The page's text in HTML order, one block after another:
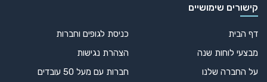
קישורים שימושיים
דף הבית
מבצעי לוחות שנה
על החברה שלנו
כניסת לגופים וחברות
הצהרת נגישות
חברות עם מעל 50 עובדים